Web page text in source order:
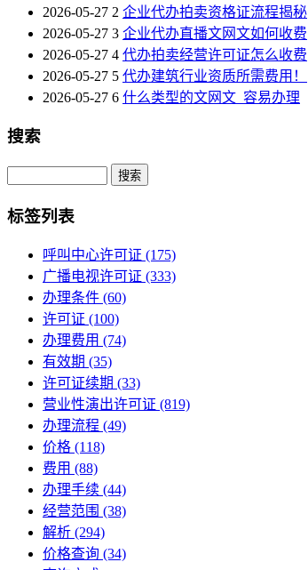
2026-05-27 2 企业代办拍卖资格证流程揭秘
2026-05-27 3 企业代办直播文网文如何收费
2026-05-27 4 代办拍卖经营许可证怎么收费
2026-05-27 5 代办建筑行业资质所需费用！
2026-05-27 6 什么类型的文网文_容易办理
搜索
Search
标签列表
呼叫中心许可证 (175)
广播电视许可证 (333)
办理条件 (60)
许可证 (100)
办理费用 (74)
有效期 (35)
许可证续期 (33)
营业性演出许可证 (819)
办理流程 (49)
价格 (118)
费用 (88)
办理手续 (44)
经营范围 (38)
解析 (294)
价格查询 (34)